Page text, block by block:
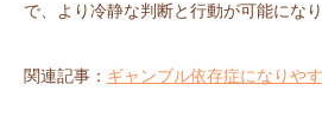
で、より冷静な判断と行動が可能になり
関連記事： ギャンブル依存症になりや